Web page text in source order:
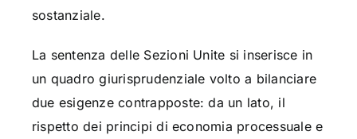
sostanziale.
La sentenza delle Sezioni Unite si inserisce in
un quadro giurisprudenziale volto a bilanciare
due esigenze contrapposte: da un lato, il
rispetto dei principi di economia processuale e